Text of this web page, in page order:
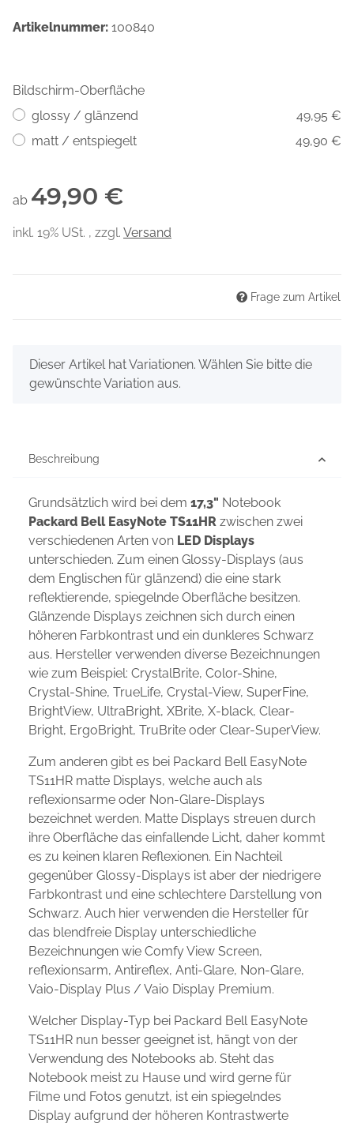
Artikelnummer: 100840
Bildschirm-Oberfläche
glossy / glänzend
49,95 €
matt / entspiegelt
49,90 €
ab 49,90 €
inkl. 19% USt. , zzgl. Versand
Frage zum Artikel
x
Dieser Artikel hat Variationen. Wählen Sie bitte die
gewünschte Variation aus.
Beschreibung
Grundsätzlich wird bei dem 17,3" Notebook
Packard Bell EasyNote TS11HR zwischen zwei
verschiedenen Arten von LED Displays
unterschieden. Zum einen Glossy-Displays (aus
dem Englischen für glänzend) die eine stark
reflektierende, spiegelnde Oberfläche besitzen.
Glänzende Displays zeichnen sich durch einen
höheren Farbkontrast und ein dunkleres Schwarz
aus. Hersteller verwenden diverse Bezeichnungen
wie zum Beispiel: CrystalBrite, Color-Shine,
Crystal-Shine, TrueLife, Crystal-View, SuperFine,
BrightView, UltraBright, XBrite, X-black, Clear-
Bright, ErgoBright, TruBrite oder Clear-SuperView.
Zum anderen gibt es bei Packard Bell EasyNote
TS11HR matte Displays, welche auch als
reflexionsarme oder Non-Glare-Displays
bezeichnet werden. Matte Displays streuen durch
ihre Oberfläche das einfallende Licht, daher kommt
es zu keinen klaren Reflexionen. Ein Nachteil
gegenüber Glossy-Displays ist aber der niedrigere
Farbkontrast und eine schlechtere Darstellung von
Schwarz. Auch hier verwenden die Hersteller für
das blendfreie Display unterschiedliche
Bezeichnungen wie Comfy View Screen,
reflexionsarm, Antireflex, Anti-Glare, Non-Glare,
Vaio-Display Plus / Vaio Display Premium.
Welcher Display-Typ bei Packard Bell EasyNote
TS11HR nun besser geeignet ist, hängt von der
Verwendung des Notebooks ab. Steht das
Notebook meist zu Hause und wird gerne für
Filme und Fotos genutzt, ist ein spiegelndes
Display aufgrund der höheren Kontrastwerte